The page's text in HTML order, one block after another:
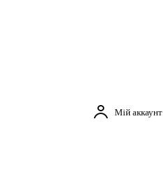
Мій аккаунт